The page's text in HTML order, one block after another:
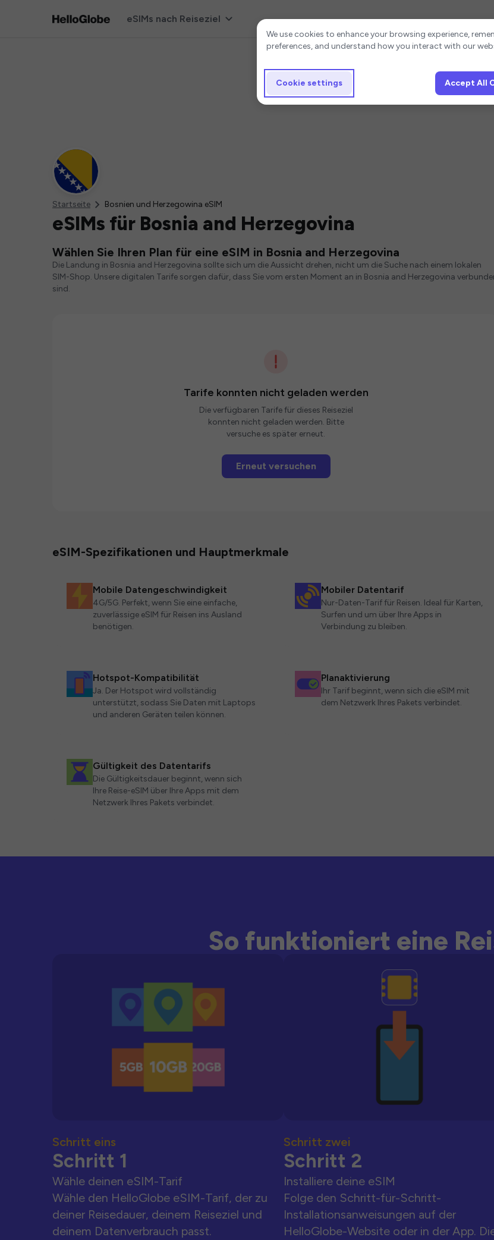
eSIMs nach Reiseziel
Startseite Bosnien und Herzegowina eSIM
eSIMs für Bosnia and Herzegovina
Wählen Sie Ihren Plan für eine eSIM in Bosnia and Herzegovina
Die Landung in Bosnia and Herzegovina sollte sich um die Aussicht drehen, nicht um die Suche nach einem lokalen
SIM-Shop. Unsere digitalen Tarife sorgen dafür, dass Sie vom ersten Moment an in Bosnia and Herzegovina
sind.
Tarife konnten nicht geladen werden
Die verfügbaren Tarife für dieses Reiseziel
konnten nicht geladen werden. Bitte
versuche es später erneut.
Erneut versuchen
eSIM-Spezifikationen und Hauptmerkmale
Mobile Datengeschwindigkeit
4G/5G. Perfekt, wenn Sie eine einfache,
zuverlässige eSIM für Reisen ins Ausland
benötigen.
Mobiler Datentarif
Nur-Daten-Tarif für Reisen. Ideal für Karten,
Surfen und um über Ihre Apps in
Verbindung zu bleiben.
Hotspot-Kompatibilität
Ja. Der Hotspot wird vollständig
unterstützt, sodass Sie Daten mit Laptops
und anderen Geräten teilen können.
Planaktivierung
Ihr Tarif beginnt, wenn sich die eSIM mit
dem Netzwerk Ihres Pakets verbindet.
Gültigkeit des Datentarifs
Die Gültigkeitsdauer beginnt, wenn sich
Ihre Reise-eSIM über Ihre Apps mit dem
Netzwerk Ihres Pakets verbindet.
So funktioniert eine
Schritt eins
Schritt 1
Wähle deinen eSIM-Tarif
Wähle den HelloGlobe eSIM-Tarif, der zu
deiner Reisedauer, deinem Reiseziel und
deinem Datenverbrauch passt.
Schritt zwei
Schritt 2
Installiere deine eSIM
Folge den Schritt-für-Schritt-
Installationsanweisungen auf der
HelloGlobe-Website oder in der App.
Cookie settings
We use cookies to enhance your browsing experience,
preferences, and understand how you interact with our
Cookie settings Accept All